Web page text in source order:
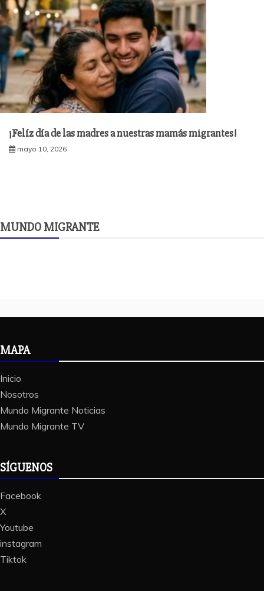
¡Felíz día de las madres a nuestras mamás migrantes!
mayo 10, 2026
MUNDO MIGRANTE
MAPA
Inicio
Nosotros
Mundo Migrante Noticias
Mundo Migrante TV
SÍGUENOS
Facebook
X
Youtube
instagram
Tiktok